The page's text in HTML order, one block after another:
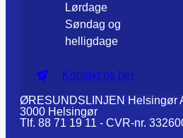
Lørdage
Søndag og
helligdage
Kontakt os her
ØRESUNDSLINJEN Helsingør
3000 Helsingør
Tlf. 88 71 19 11 - CVR-nr.